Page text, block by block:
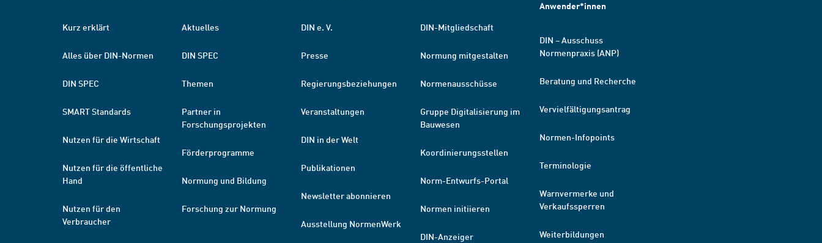
Kurz erklärt
Alles über DIN-Normen
DIN SPEC
SMART Standards
Nutzen für die Wirtschaft
Nutzen für die öffentliche
Hand
Nutzen für den
Verbraucher
Aktuelles
DIN SPEC
Themen
Partner in
Forschungsprojekten
Förderprogramme
Normung und Bildung
Forschung zur Normung
DIN e. V.
Presse
Regierungsbeziehungen
Veranstaltungen
DIN in der Welt
Publikationen
Newsletter abonnieren
Ausstellung NormenWerk
DIN-Mitgliedschaft
Normung mitgestalten
Normenausschüsse
Gruppe Digitalisierung im
Bauwesen
Koordinierungsstellen
Norm-Entwurfs-Portal
Normen initiieren
DIN-Anzeiger
Anwender*innen
DIN – Ausschuss
Normenpraxis (ANP)
Beratung und Recherche
Vervielfältigungsantrag
Normen-Infopoints
Terminologie
Warnvermerke und
Verkaufssperren
Weiterbildungen